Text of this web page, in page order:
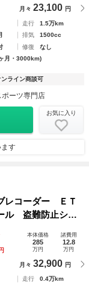
月々 23,100 円
走行
1.5万km
排気
1500cc
修復
なし
月・3000km)
ンライン商談可
ーツ専門店
お気に入り
す
コーダー ＥＴ
ル 盗難防止シス
ビ スマートキ
本体価格
285
万円
諸費用
12.8
万円
月々 32,900 円
走行
0.4万km